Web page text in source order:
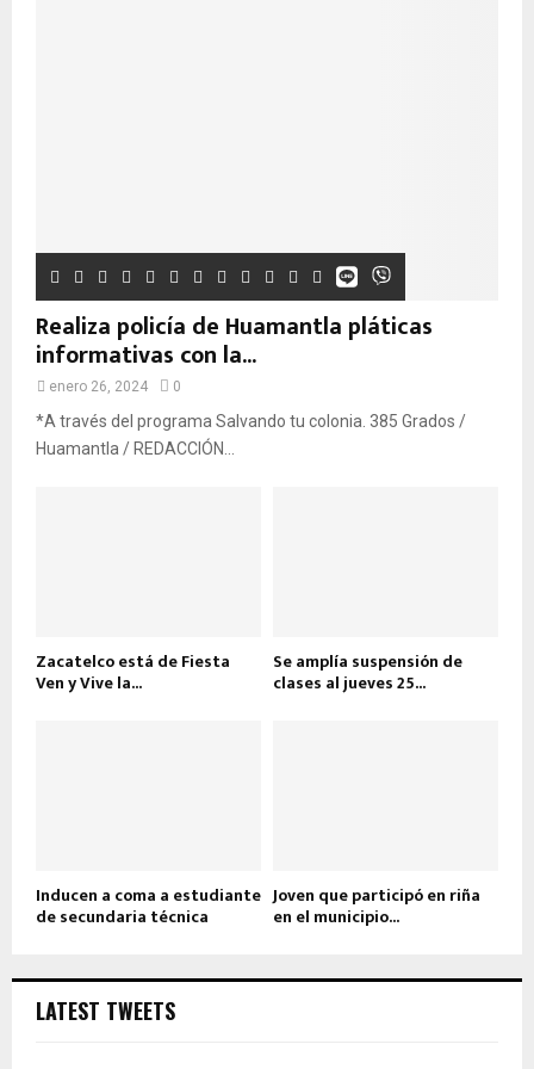
Realiza policía de Huamantla pláticas
informativas con la...
enero 26, 2024 0
*A través del programa Salvando tu colonia. 385 Grados /
Huamantla / REDACCIÓN...
Zacatelco está de Fiesta
Ven y Vive la...
Se amplía suspensión de
clases al jueves 25...
Inducen a coma a estudiante
de secundaria técnica
Joven que participó en riña
en el municipio...
LATEST TWEETS